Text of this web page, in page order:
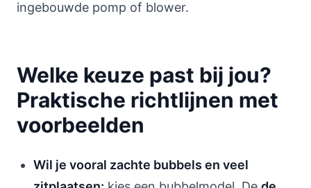
ingebouwde pomp of blower.
Welke keuze past bij jou?
Praktische richtlijnen met
voorbeelden
Wil je vooral zachte bubbels en veel